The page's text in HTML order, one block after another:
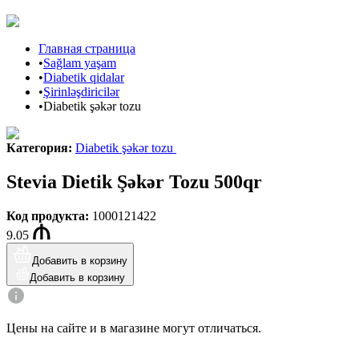
Главная страница
•Sağlam yaşam
•Diabetik qidalar
•Şirinləşdiricilər
•Diabetik şəkər tozu
Категория: Diabetik şəkər tozu
Stevia Dietik Şəkər Tozu 500qr
Код продукта: 1000121422
9.05
Добавить в корзину
Добавить в корзину
Цены на сайте и в магазине могут отличаться.